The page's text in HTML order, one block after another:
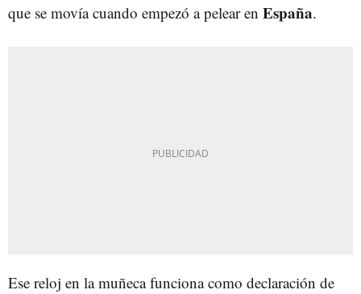
que se movía cuando empezó a pelear en España.
Ese reloj en la muñeca funciona como declaración de